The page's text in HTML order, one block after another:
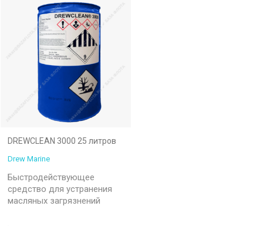
DREWCLEAN 3000 25 литров
Drew Marine
Быстродействующее
средство для устранения
масляных загрязнений